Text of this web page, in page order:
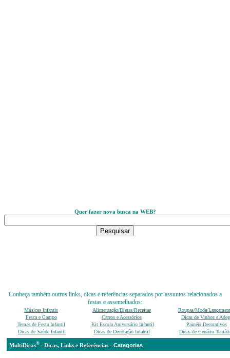
Quer fazer nova busca na WEB?
Conheça também outros links, dicas e referências separados por assuntos relacionados a
festas e assemelhados:
Músicas Infantis Alimentação/Dietas/Receitas
Roupas/Moda/
Pesca e Campo
Carros e Acessórios
Dicas de Vinhos e
Temas de Festa Infantil
Kit Escola Aniversário Infantil
Painéis Decorativos
Dicas de Saúde Infantil
Dicas de Decoração Infantil Dicas de Cenário
MultiDicas® - Dicas, Links e Referências -